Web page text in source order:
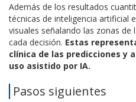
Además de los resultados
técnicas de inteligencia artificial
visuales señalando las zonas
cada decisión. Estas
clínica de las predicciones y
uso asistido por IA.
Pasos siguientes